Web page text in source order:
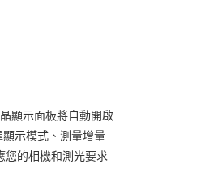
台北富邦商業銀行
兆豐國際商業銀行
台中商業銀行
彰化商業銀行
台北富邦商業銀行
兆豐國際商業銀行
第一商業銀行
台北富邦商業銀行
顯示面板將自動開啟
示模式、測量增量
您的相機和測光要求